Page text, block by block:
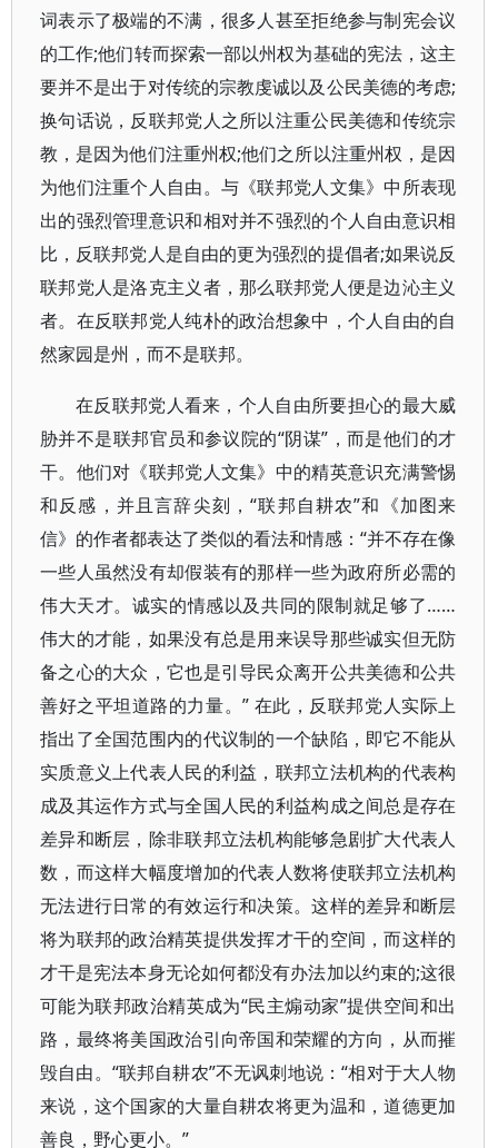
词表示了极端的不满，很多人甚至拒绝参与制宪会议
的工作;他们转而探索一部以州权为基础的宪法，这主
要并不是出于对传统的宗教虔诚以及公民美德的考虑;
换句话说，反联邦党人之所以注重公民美德和传统宗
教，是因为他们注重州权;他们之所以注重州权，是因
为他们注重个人自由。与《联邦党人文集》中所表现
出的强烈管理意识和相对并不强烈的个人自由意识相
比，反联邦党人是自由的更为强烈的提倡者;如果说反
联邦党人是洛克主义者，那么联邦党人便是边沁主义
者。在反联邦党人纯朴的政治想象中，个人自由的自
然家园是州，而不是联邦。
在反联邦党人看来，个人自由所要担心的最大威
胁并不是联邦官员和参议院的“阴谋”，而是他们的才
干。他们对《联邦党人文集》中的精英意识充满警惕
和反感，并且言辞尖刻，“联邦自耕农”和《加图来
信》的作者都表达了类似的看法和情感：“并不存在像
一些人虽然没有却假装有的那样一些为政府所必需的
伟大天才。诚实的情感以及共同的限制就足够了……
伟大的才能，如果没有总是用来误导那些诚实但无防
备之心的大众，它也是引导民众离开公共美德和公共
善好之平坦道路的力量。” 在此，反联邦党人实际上
指出了全国范围内的代议制的一个缺陷，即它不能从
实质意义上代表人民的利益，联邦立法机构的代表构
成及其运作方式与全国人民的利益构成之间总是存在
差异和断层，除非联邦立法机构能够急剧扩大代表人
数，而这样大幅度增加的代表人数将使联邦立法机构
无法进行日常的有效运行和决策。这样的差异和断层
将为联邦的政治精英提供发挥才干的空间，而这样的
才干是宪法本身无论如何都没有办法加以约束的;这很
可能为联邦政治精英成为“民主煽动家”提供空间和出
路，最终将美国政治引向帝国和荣耀的方向，从而摧
毁自由。“联邦自耕农”不无讽刺地说：“相对于大人物
来说，这个国家的大量自耕农将更为温和，道德更加
善良，野心更小。”